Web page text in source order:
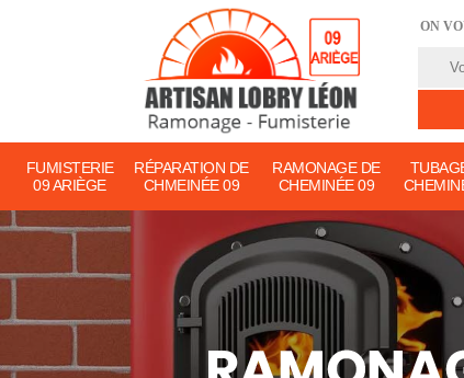
ON
FUMISTERIE
09 ARIÈGE
RÉPARATION DE
CHMEINÉE 09
RAMONAGE DE
CHEMINÉE 09